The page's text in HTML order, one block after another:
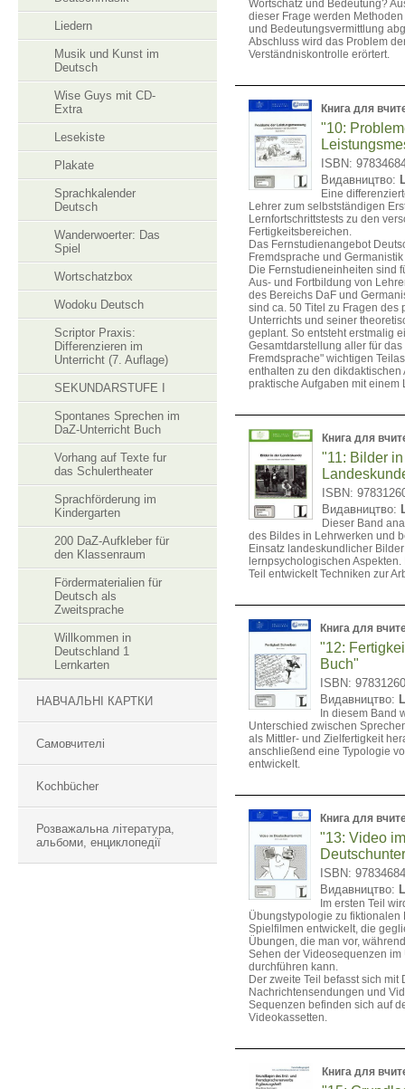
Liedern
Musik und Kunst im
Deutsch
Wise Guys mit CD-
Extra
Lesekiste
Plakate
Sprachkalender
Deutsch
Wanderwoerter: Das
Spiel
Wortschatzbox
Wodoku Deutsch
Scriptor Praxis:
Differenzieren im
Unterricht (7. Auflage)
SEKUNDARSTUFE I
Spontanes Sprechen im
DaZ-Unterricht Buch
Vorhang auf Texte fur
das Schulertheater
Sprachförderung im
Kindergarten
200 DaZ-Aufkleber für
den Klassenraum
Fördermaterialien für
Deutsch als
Zweitsprache
Willkommen in
Deutschland 1
Lernkarten
НАВЧАЛЬНІ КАРТКИ
Самовчителі
Kochbücher
Розважальна література,
альбоми, енциклопедії
Wortschatz und Bedeutung?
dieser Frage werden
und Bedeutungsvermittlung
Abschluss wird das Problem
Verständniskontrolle erörtert.
Книга для
"10:
ISBN:
Видавництво:
Eine
Lehrer zum selbstständigen
Lernfortschrittstests zu den
Fertigkeitsbereichen.
Das Fernstudienangebot
Fremdsprache und Germanistik
Die Fernstudieneinheiten sind
Aus- und Fortbildung von
des Bereichs DaF und
sind ca. 50 Titel zu Fragen des
Unterrichts und seiner
geplant. So entsteht erstmalig
Gesamtdarstellung aller für
Fremdsprache" wichtigen
enthalten zu den dikdaktischen
praktische Aufgaben mit einem
Книга для
"11: Bilder
ISBN:
Видавництво:
Dieser Band
des Bildes in Lehrwerken und
Einsatz landeskundlicher
lernpsychologischen
Teil entwickelt Techniken zur
Книга для
"12:
Buch"
ISBN:
Видавництво:
In diesem Band
Unterschied zwischen
als Mittler- und Zielfertigkeit
anschließend eine Typologie
entwickelt.
Книга для
"13: Video
ISBN:
Видавництво:
Im ersten Teil
Übungstypologie zu
Spielfilmen entwickelt, die
Übungen, die man vor,
Sehen der Videosequenzen im
durchführen kann.
Der zweite Teil befasst sich mit
Nachrichtensendungen und
Sequenzen befinden sich auf
Videokassetten.
Книга для